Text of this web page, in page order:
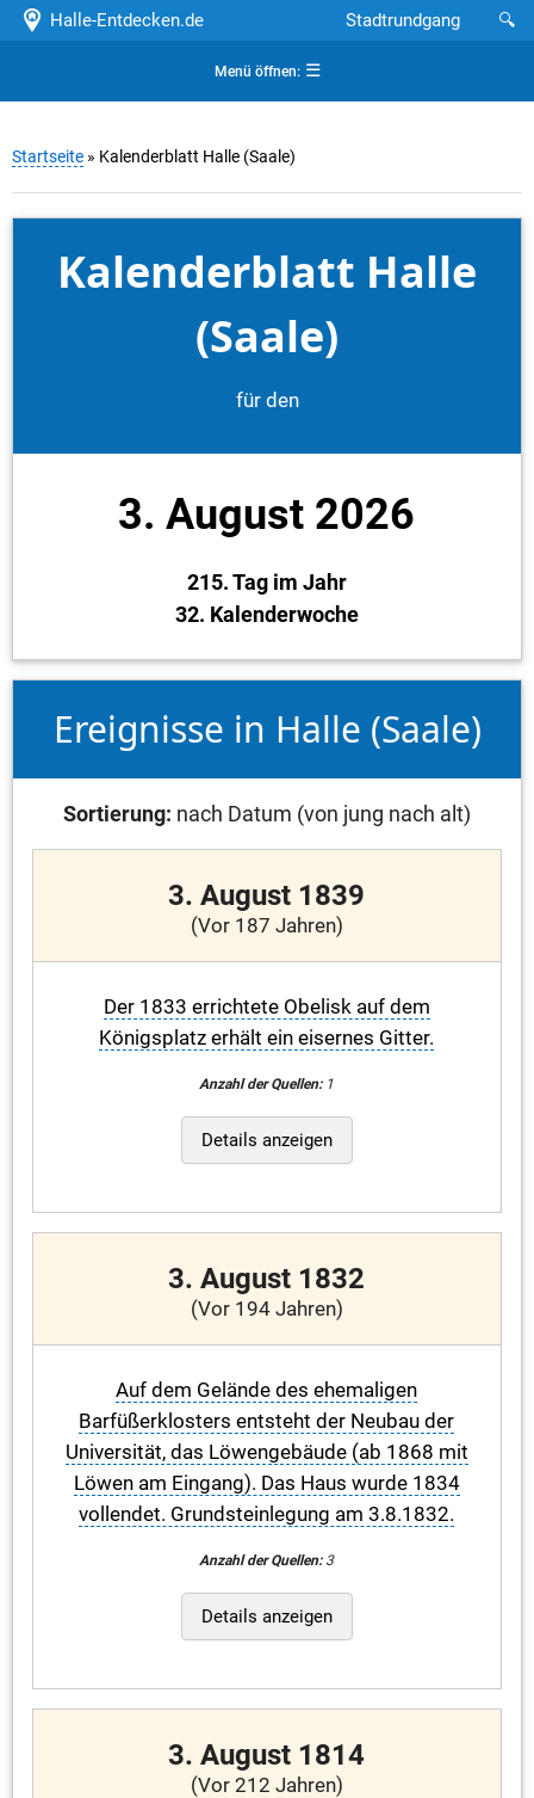
Halle-Entdecken.de 🔍
Stadtrundgang
Menü öffnen:☰
Startseite » Kalenderblatt Halle (Saale)
Kalenderblatt Halle
(Saale)
für den
3. August 2026
215. Tag im Jahr
32. Kalenderwoche
Ereignisse in Halle (Saale)
Sortierung: nach Datum (von jung nach alt)
3. August 1839
(Vor 187 Jahren)
Der 1833 errichtete Obelisk auf dem
Königsplatz erhält ein eisernes Gitter.
Anzahl der Quellen:1
Details anzeigen
3. August 1832
(Vor 194 Jahren)
Auf dem Gelände des ehemaligen
Barfüßerklosters entsteht der Neubau der
Universität, das Löwengebäude (ab 1868 mit
Löwen am Eingang). Das Haus wurde 1834
vollendet. Grundsteinlegung am 3.8.1832.
Anzahl der Quellen:3
Details anzeigen
3. August 1814
(Vor 212 Jahren)